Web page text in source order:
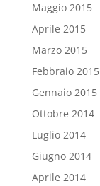
Maggio 2015
Aprile 2015
Marzo 2015
Febbraio 2015
Gennaio 2015
Ottobre 2014
Luglio 2014
Giugno 2014
Aprile 2014